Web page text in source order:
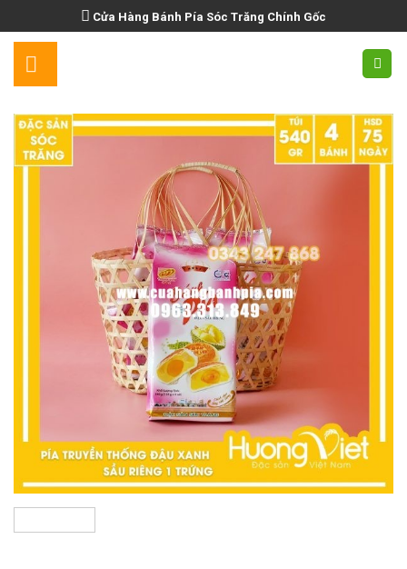
to
content
Cửa Hàng Bánh Pía Sóc Trăng Chính Gốc